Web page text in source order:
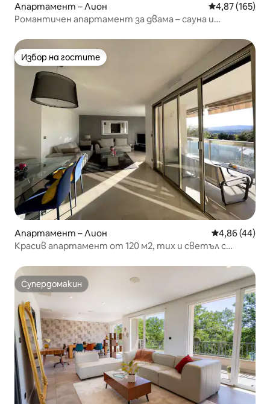
Апартамент – Лион Средна
4,87 (165)
Романтичен апартамент за двама – сауна и
Избор на гостите
Избор на гостите
Апартамент – Лион Средна
4,86 (44)
Красив апартамент от 120 м2, тих и светъл с
Супердомакин
Супердомакин